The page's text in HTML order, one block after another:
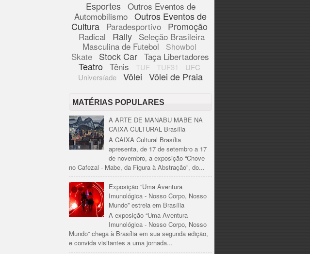
Esportes Outros Eventos de
Automobilismo Outros Eventos de
Cultura
Paradesportivo Promoção
Radical Rally Seleção Brasileira
Masculina de Futebol
Showbol
Skate Stock Car Taça Libertadores
Teatro Tênis TUF TUF31
UFC
Universíade
Vôlei Vôlei de Praia
MATÉRIAS POPULARES
A ARTE DE MANABU MABE NA
CAIXA CULTURAL Brasília
A CAIXA Cultural Brasília
apresenta, de 17 de setembro a 17
de novembro, a exposição “Chove
no Cafezal - Mabe, da Figura à Abstração”, do...
Exposição “Uma Aventura
Imunológica - Nosso Corpo, Nosso
Mundo” estreia em Brasília
A exposição “Uma Aventura
Imunológica - Nosso Corpo, Nosso
Mundo” chega à Brasília em sua segunda edição,
e convida visitantes a uma jornada...